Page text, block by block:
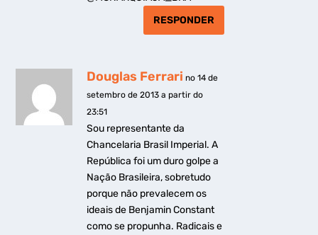
RESPONDER
Douglas Ferrari no 14 de
setembro de 2013 a partir do
23:51
Sou representante da
Chancelaria Brasil Imperial. A
República foi um duro golpe a
Nação Brasileira, sobretudo
porque não prevalecem os
ideais de Benjamin Constant
como se propunha. Radicais e